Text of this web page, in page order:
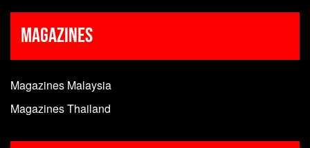
Magazines
Magazines Malaysia
Magazines Thailand